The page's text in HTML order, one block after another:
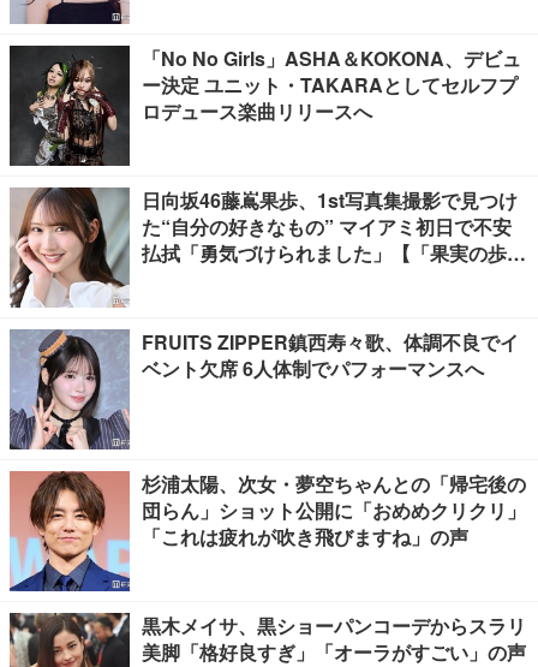
「No No Girls」ASHA＆KOKONA、デビュ
ー決定 ユニット・TAKARAとしてセルフプ
ロデュース楽曲リリースへ
日向坂46藤嶌果歩、1st写真集撮影で見つけ
た“自分の好きなもの” マイアミ初日で不安
払拭「勇気づけられました」【「果実の歩
FRUITS ZIPPER鎮西寿々歌、体調不良でイ
ベント欠席 6人体制でパフォーマンスへ
杉浦太陽、次女・夢空ちゃんとの「帰宅後の
団らん」ショット公開に「おめめクリクリ」
「これは疲れが吹き飛びますね」の声
黒木メイサ、黒ショーパンコーデからスラリ
美脚「格好良すぎ」「オーラがすごい」の声